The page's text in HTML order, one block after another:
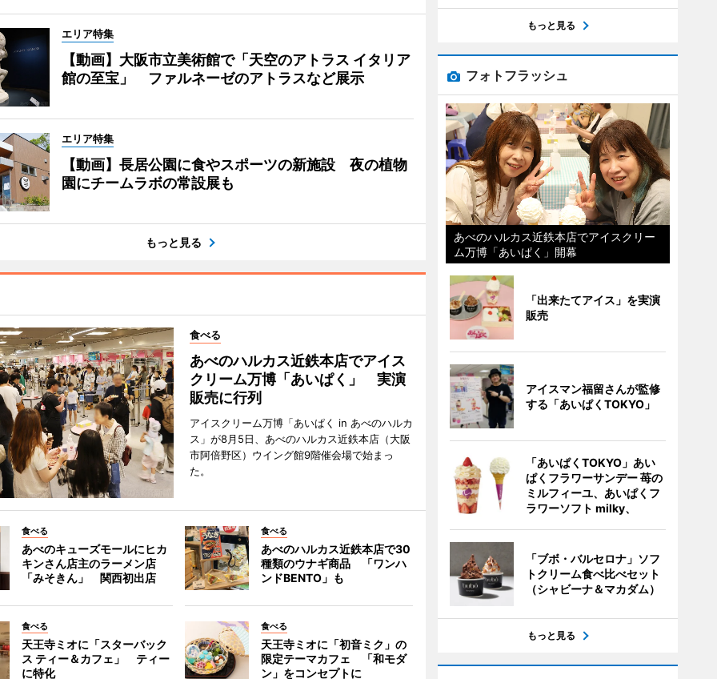
エリア特集
【動画】大阪市立美術館で「天空のアトラス イタリア
館の至宝」 ファルネーゼのアトラスなど展示
エリア特集
【動画】長居公園に食やスポーツの新施設 夜の植物
園にチームラボの常設展も
もっと見る
食べる
あべのハルカス近鉄本店でアイス
クリーム万博「あいぱく」 実演
販売に行列
アイスクリーム万博「あいぱく in あべのハルカ
ス」が8月5日、あべのハルカス近鉄本店（大阪
市阿倍野区）ウイング館9階催会場で始まっ
た。
食べる
あべのキューズモールにヒカ
キンさん店主のラーメン店
「みそきん」 関西初出店
食べる
あべのハルカス近鉄本店で30
種類のウナギ商品 「ワンハ
ンドBENTO」も
食べる
天王寺ミオに「スターバック
ス ティー＆カフェ」 ティー
に特化
食べる
天王寺ミオに「初音ミク」の
限定テーマカフェ 「和モダ
ン」をコンセプトに
もっと見る
フォトフラッシュ
あべのハルカス近鉄本店でアイスクリー
ム万博「あいぱく」開幕
「出来たてアイス」を実演
販売
アイスマン福留さんが監修
する「あいぱくTOKYO」
「あいぱくTOKYO」あい
ぱくフラワーサンデー 苺の
ミルフィーユ、あいぱくフ
ラワーソフト milky、
「ブボ・バルセロナ」ソフ
トクリーム食べ比べセット
（シャビーナ＆マカダム）
もっと見る